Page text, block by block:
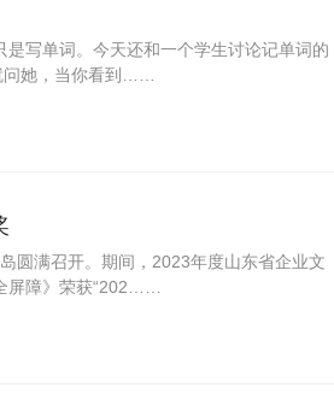
写单词。今天还和一个学生讨论记单词的
问她，当你看到……
圆满召开。期间，2023年度山东省企业文
屏障》荣获“202……